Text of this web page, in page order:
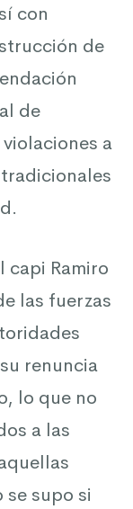
con
de
de
a
capi Ramiro
las fuerzas
renuncia
lo que no
a las
se supo si